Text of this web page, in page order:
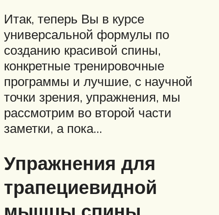
Итак, теперь Вы в курсе
универсальной формулы по
созданию красивой спины,
конкретные тренировочные
программы и лучшие, с научной
точки зрения, упражнения, мы
рассмотрим во второй части
заметки, а пока…
Упражнения для
трапециевидной